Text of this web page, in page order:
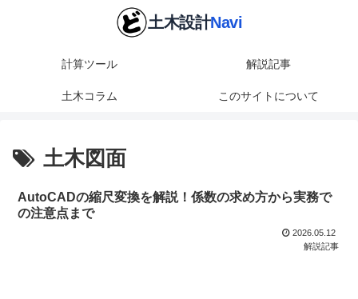
計算ツール 解説記事
土木コラム このサイトについて
土木図面
AutoCADの縮尺変換を解説！係数の求め方から実務で
の注意点まで
2026.05.12
解説記事